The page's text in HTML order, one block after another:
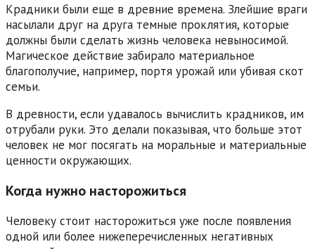
Крадники были еще в древние времена. Злейшие враги
насылали друг на друга темные проклятия, которые
должны были сделать жизнь человека невыносимой.
Магическое действие забирало материальное
благополучие, например, портя урожай или убивая скот
семьи.
В древности, если удавалось вычислить крадников, им
отрубали руки. Это делали показывая, что больше этот
человек не мог посягать на моральные и материальные
ценности окружающих.
Когда нужно насторожиться
Человеку стоит насторожиться уже после появления
одной или более нижеперечисленных негативных